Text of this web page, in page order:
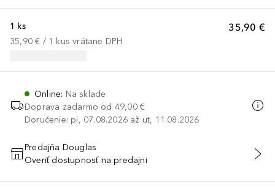
35,90 €
1 ks
35,90 € / 1 kus vrátane DPH
Online: Na sklade
Doprava zadarmo od 49,00 €
Doručenie: pi, 07.08.2026 až ut, 11.08.2026
PRIDAŤ DO KOŠÍKA
Predajňa Douglas
Overiť dostupnosť na predajni